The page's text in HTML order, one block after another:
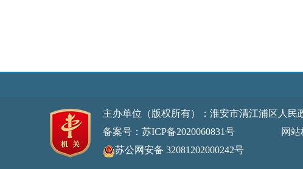
主办单位（版权所有）：淮安市清江浦区人
备案号：苏ICP备2020060831号
网站标识
苏公网安备 32081202000242号